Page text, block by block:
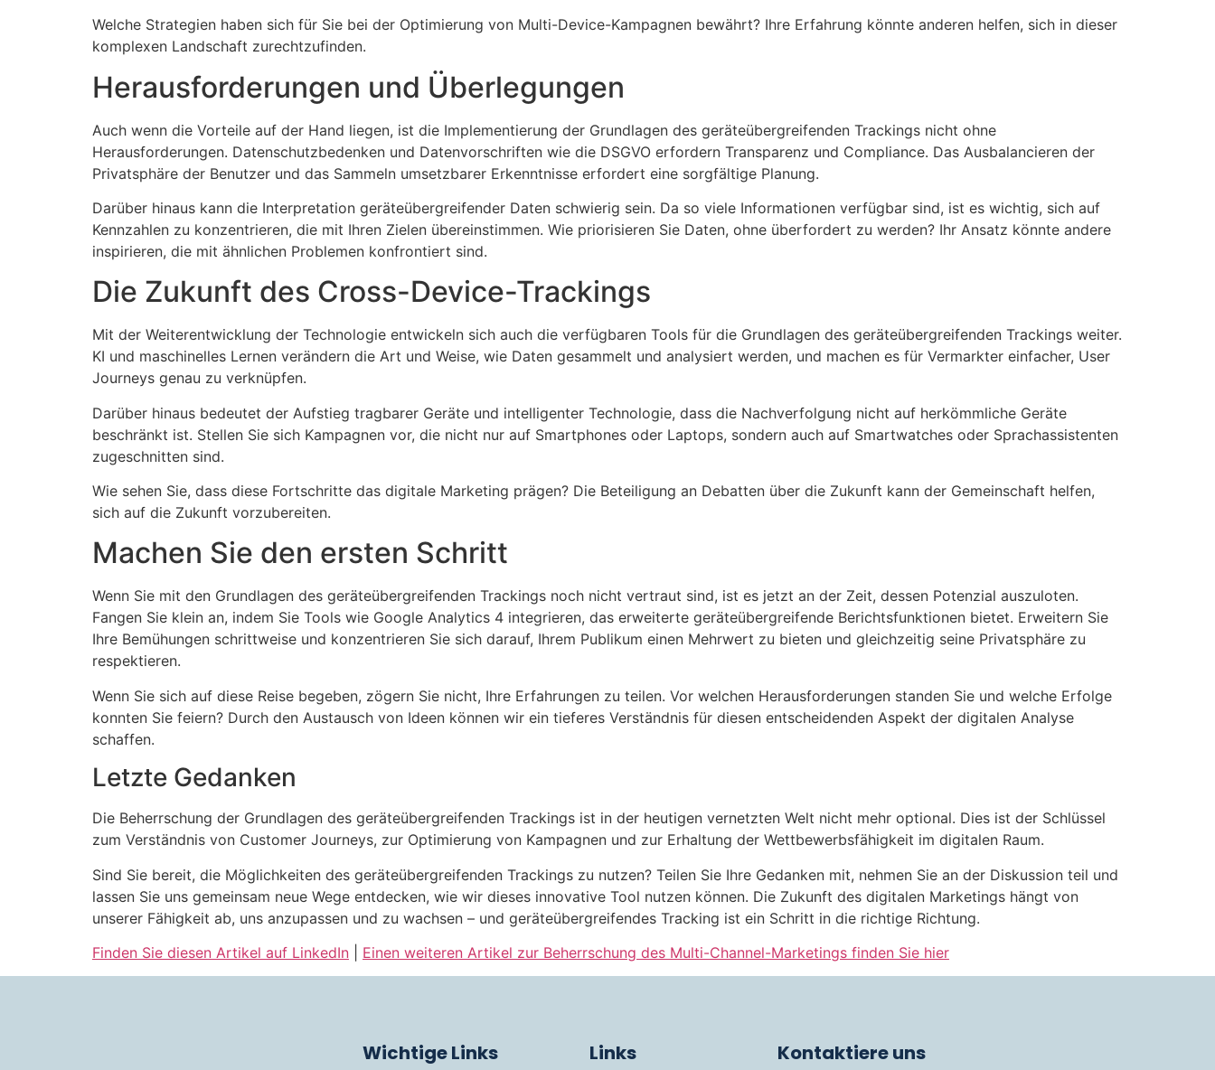
Welche Strategien haben sich für Sie bei der Optimierung von Multi-Device-Kampagnen bewährt? Ihre Erfahrung könnte anderen helfen, sich in dieser
komplexen Landschaft zurechtzufinden.
Herausforderungen und Überlegungen
Auch wenn die Vorteile auf der Hand liegen, ist die Implementierung der Grundlagen des geräteübergreifenden Trackings nicht ohne
Herausforderungen. Datenschutzbedenken und Datenvorschriften wie die DSGVO erfordern Transparenz und Compliance. Das Ausbalancieren der
Privatsphäre der Benutzer und das Sammeln umsetzbarer Erkenntnisse erfordert eine sorgfältige Planung.
Darüber hinaus kann die Interpretation geräteübergreifender Daten schwierig sein. Da so viele Informationen verfügbar sind, ist es wichtig, sich auf
Kennzahlen zu konzentrieren, die mit Ihren Zielen übereinstimmen. Wie priorisieren Sie Daten, ohne überfordert zu werden? Ihr Ansatz könnte andere
inspirieren, die mit ähnlichen Problemen konfrontiert sind.
Die Zukunft des Cross-Device-Trackings
Mit der Weiterentwicklung der Technologie entwickeln sich auch die verfügbaren Tools für die Grundlagen des geräteübergreifenden Trackings weiter.
KI und maschinelles Lernen verändern die Art und Weise, wie Daten gesammelt und analysiert werden, und machen es für Vermarkter einfacher, User
Journeys genau zu verknüpfen.
Darüber hinaus bedeutet der Aufstieg tragbarer Geräte und intelligenter Technologie, dass die Nachverfolgung nicht auf herkömmliche Geräte
beschränkt ist. Stellen Sie sich Kampagnen vor, die nicht nur auf Smartphones oder Laptops, sondern auch auf Smartwatches oder Sprachassistenten
zugeschnitten sind.
Wie sehen Sie, dass diese Fortschritte das digitale Marketing prägen? Die Beteiligung an Debatten über die Zukunft kann der Gemeinschaft helfen,
sich auf die Zukunft vorzubereiten.
Machen Sie den ersten Schritt
Wenn Sie mit den Grundlagen des geräteübergreifenden Trackings noch nicht vertraut sind, ist es jetzt an der Zeit, dessen Potenzial auszuloten.
Fangen Sie klein an, indem Sie Tools wie Google Analytics 4 integrieren, das erweiterte geräteübergreifende Berichtsfunktionen bietet. Erweitern Sie
Ihre Bemühungen schrittweise und konzentrieren Sie sich darauf, Ihrem Publikum einen Mehrwert zu bieten und gleichzeitig seine Privatsphäre zu
respektieren.
Wenn Sie sich auf diese Reise begeben, zögern Sie nicht, Ihre Erfahrungen zu teilen. Vor welchen Herausforderungen standen Sie und welche Erfolge
konnten Sie feiern? Durch den Austausch von Ideen können wir ein tieferes Verständnis für diesen entscheidenden Aspekt der digitalen Analyse
schaffen.
Letzte Gedanken
Die Beherrschung der Grundlagen des geräteübergreifenden Trackings ist in der heutigen vernetzten Welt nicht mehr optional. Dies ist der Schlüssel
zum Verständnis von Customer Journeys, zur Optimierung von Kampagnen und zur Erhaltung der Wettbewerbsfähigkeit im digitalen Raum.
Sind Sie bereit, die Möglichkeiten des geräteübergreifenden Trackings zu nutzen? Teilen Sie Ihre Gedanken mit, nehmen Sie an der Diskussion teil und
lassen Sie uns gemeinsam neue Wege entdecken, wie wir dieses innovative Tool nutzen können. Die Zukunft des digitalen Marketings hängt von
unserer Fähigkeit ab, uns anzupassen und zu wachsen – und geräteübergreifendes Tracking ist ein Schritt in die richtige Richtung.
Finden Sie diesen Artikel auf LinkedIn
Einen weiteren Artikel zur Beherrschung des Multi-Channel-Marketings finden Sie hier
Wichtige Links Links Kontaktiere uns